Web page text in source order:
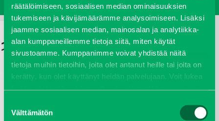
räätälöimiseen, sosiaalisen median ominaisuuksien
tukemiseen ja kävijämäärämme analysoimiseen. Lisäksi
jaamme sosiaalisen median, mainosalan ja analytiikka-
alan kumppaneillemme tietoja siitä, miten käytät
sivustoamme. Kumppanimme voivat yhdistää näitä
tietoja muihin tietoihin, joita olet antanut heille tai joita on
kerätty, kun olet käyttänyt heidän palvelujaan. Voit lukea
lisää evästeistä sekä muuttaa hyväksyntääsievästeet
valinta
Välttämätön